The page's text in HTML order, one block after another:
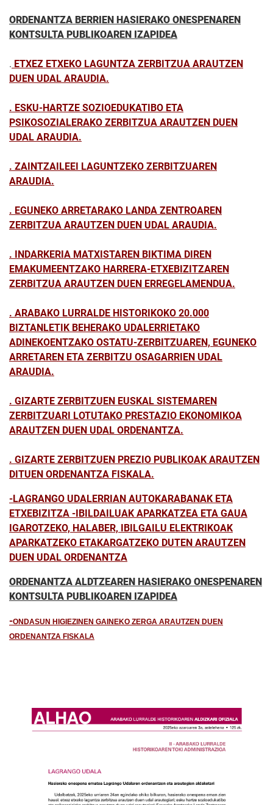
ORDENANTZA BERRIEN HASIERAKO ONESPENAREN
KONTSULTA PUBLIKOAREN IZAPIDEA
. ETXEZ ETXEKO LAGUNTZA ZERBITZUA ARAUTZEN
DUEN UDAL ARAUDIA.
. ESKU-HARTZE SOZIOEDUKATIBO ETA
PSIKOSOZIALERAKO ZERBITZUA ARAUTZEN DUEN
UDAL ARAUDIA.
. ZAINTZAILEEI LAGUNTZEKO ZERBITZUAREN
ARAUDIA.
. EGUNEKO ARRETARAKO LANDA ZENTROAREN
ZERBITZUA ARAUTZEN DUEN UDAL ARAUDIA.
. INDARKERIA MATXISTAREN BIKTIMA DIREN
EMAKUMEENTZAKO HARRERA-ETXEBIZITZAREN
ZERBITZUA ARAUTZEN DUEN ERREGELAMENDUA.
. ARABAKO LURRALDE HISTORIKOKO 20.000
BIZTANLETIK BEHERAKO UDALERRIETAKO
ADINEKOENTZAKO OSTATU-ZERBITZUAREN, EGUNEKO
ARRETAREN ETA ZERBITZU OSAGARRIEN UDAL
ARAUDIA.
. GIZARTE ZERBITZUEN EUSKAL SISTEMAREN
ZERBITZUARI LOTUTAKO PRESTAZIO EKONOMIKOA
ARAUTZEN DUEN UDAL ORDENANTZA.
. GIZARTE ZERBITZUEN PREZIO PUBLIKOAK ARAUTZEN
DITUEN ORDENANTZA FISKALA.
-LAGRANGO UDALERRIAN AUTOKARABANAK ETA
ETXEBIZITZA -IBILDAILUAK APARKATZEA ETA GAUA
IGAROTZEKO, HALABER, IBILGAILU ELEKTRIKOAK
APARKATZEKO ETAKARGATZEKO DUTEN ARAUTZEN
DUEN UDAL ORDENANTZA
ORDENANTZA ALDTZEAREN HASIERAKO ONESPENAREN
KONTSULTA PUBLIKOAREN IZAPIDEA
-ONDASUN HIGIEZINEN GAINEKO ZERGA ARAUTZEN DUEN
ORDENANTZA FISKALA